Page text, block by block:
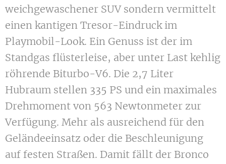
weichgewaschener SUV sondern vermittelt
einen kantigen Tresor-Eindruck im
Playmobil-Look. Ein Genuss ist der im
Standgas flüsterleise, aber unter Last kehlig
röhrende Biturbo-V6. Die 2,7 Liter
Hubraum stellen 335 PS und ein maximales
Drehmoment von 563 Newtonmeter zur
Verfügung. Mehr als ausreichend für den
Geländeeinsatz oder die Beschleunigung
auf festen Straßen. Damit fällt der Bronco